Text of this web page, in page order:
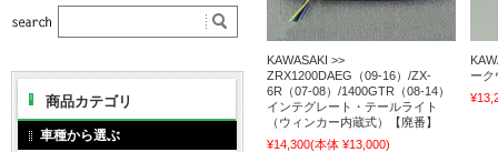
KAWASAKI >>
ZRX1200DAEG（09-16）/ZX-
6R（07-08）/1400GTR（08-14）
インテグレート・テールライト
（ウィンカー内蔵式）【廃番】
¥14,300(本体 ¥13,000)
ーク
商品カテゴリ
車種から選ぶ